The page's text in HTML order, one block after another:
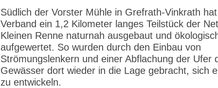
Südlich der Vorster Mühle in Grefrath-Vinkrath
Verband ein 1,2 Kilometer langes Teilstück der
Kleinen Renne naturnah ausgebaut und
aufgewertet. So wurden durch den Einbau von
Strömungslenkern und einer Abflachung der Ufer
Gewässer dort wieder in die Lage gebracht, sich
zu entwickeln.